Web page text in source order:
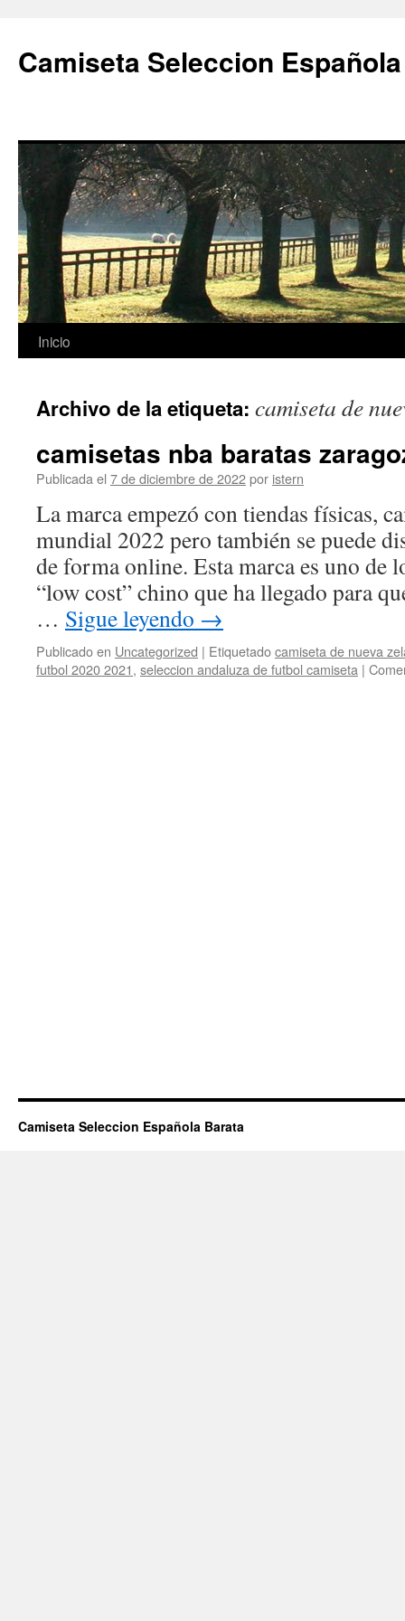
Camiseta Seleccion
Saltar
contenido
Inicio
Archivo de la etiqueta: camiseta de
camisetas nba baratas
Publicada el 7 de diciembre de 2022por istern
La marca empezó con tiendas físicas,
mundial 2022 pero también se puede
de forma online. Esta marca es uno de
“low cost” chino que ha llegado para
… Sigue leyendo →
Publicado en Uncategorized | Etiquetadocamiseta de nueva
futbol 2020 2021, seleccion andaluza de futbol camiseta |
Camiseta Seleccion Española Barata